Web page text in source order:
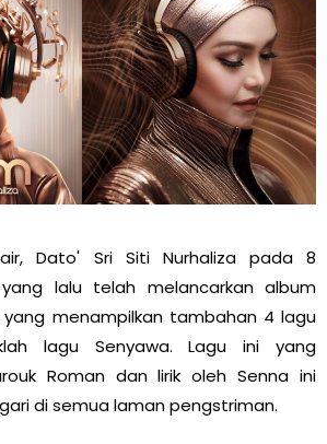
Dato' Sri Siti Nurhaliza pada 8
lalu telah melancarkan album
yang menampilkan tambahan 4 lagu
lagu Senyawa. Lagu ini yang
Roman dan lirik oleh Senna ini
di semua laman pengstriman.